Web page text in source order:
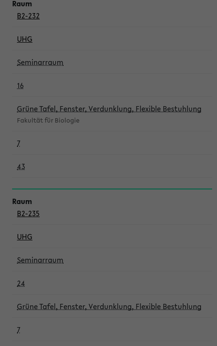
B2-232
UHG
Seminarraum
16
Grüne Tafel, Fenster, Verdunklung, Flexible Bestuhlung
Fakultät für Biologie
7
43
B2-235
UHG
Seminarraum
24
Grüne Tafel, Fenster, Verdunklung, Flexible Bestuhlung
7